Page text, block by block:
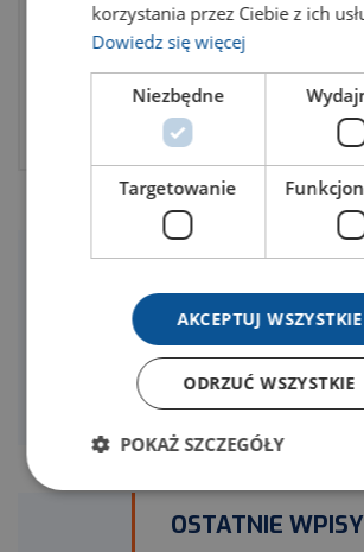
z przetwarzaniem danych
swobodnego przepływu takich danych
oraz uchylenia dyrektywy 95/46/WE
WYSZUKAJ
OSTATNIE WPISY
korzystania przez Ciebie z ich
Dowiedz się więcej
Niezbędne
Targetowanie
AKCEPTUJ WSZYSTKIE
ODRZUĆ WSZYSTKIE
POKAŻ SZCZEGÓŁY